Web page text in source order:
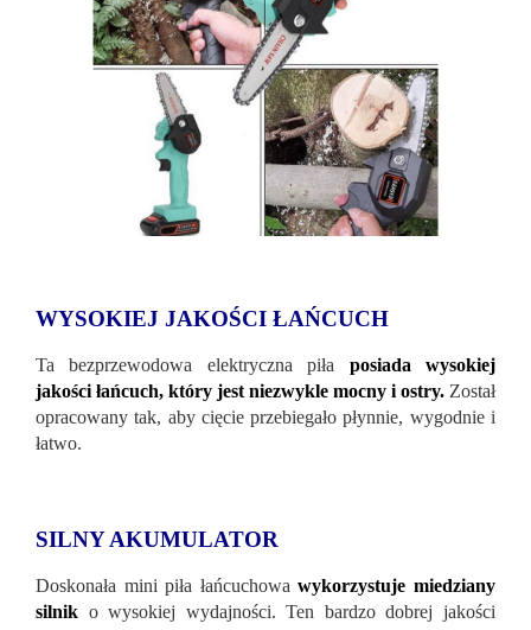
WYSOKIEJ JAKOŚCI ŁAŃCUCH
Ta bezprzewodowa elektryczna piła posiada wysokiej
jakości łańcuch, który jest niezwykle mocny i ostry. Został
opracowany tak, aby cięcie przebiegało płynnie, wygodnie i
łatwo.
SILNY AKUMULATOR
Doskonała mini piła łańcuchowawykorzystuje miedziany
silnik o wysokiej wydajności. Ten bardzo dobrej jakości